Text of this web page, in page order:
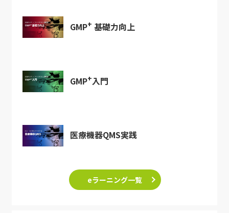
GMP+ 基礎力向上
GMP+入門
医療機器QMS実践
eラーニング一覧